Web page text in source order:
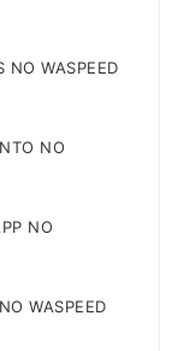
NO WASPEED
NO
NO
WASPEED